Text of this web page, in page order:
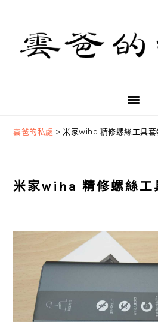
primary
navigation
content
primary
sidebar
雲爸的私處 >米家wiha 精修螺絲工具套
米家wiha 精修螺絲工